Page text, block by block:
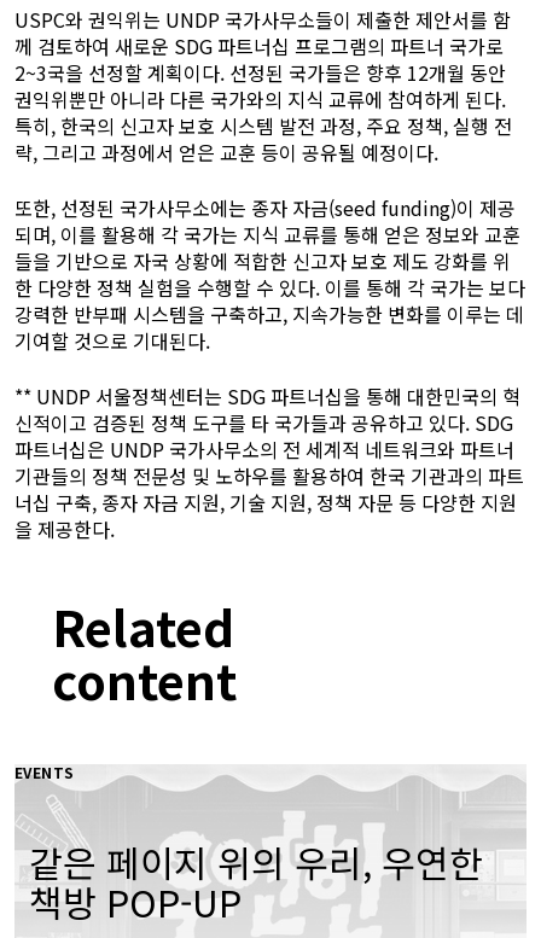
USPC와 권익위는 UNDP 국가사무소들이 제출한 제안서를 함
께 검토하여 새로운 SDG 파트너십 프로그램의 파트너 국가로
2~3국을 선정할 계획이다. 선정된 국가들은 향후 12개월 동안
권익위뿐만 아니라 다른 국가와의 지식 교류에 참여하게 된다.
특히, 한국의 신고자 보호 시스템 발전 과정, 주요 정책, 실행 전
략, 그리고 과정에서 얻은 교훈 등이 공유될 예정이다.
또한, 선정된 국가사무소에는 종자 자금(seed funding)이 제공
되며, 이를 활용해 각 국가는 지식 교류를 통해 얻은 정보와 교훈
들을 기반으로 자국 상황에 적합한 신고자 보호 제도 강화를 위
한 다양한 정책 실험을 수행할 수 있다. 이를 통해 각 국가는 보다
강력한 반부패 시스템을 구축하고, 지속가능한 변화를 이루는 데
기여할 것으로 기대된다.
** UNDP 서울정책센터는 SDG 파트너십을 통해 대한민국의 혁
신적이고 검증된 정책 도구를 타 국가들과 공유하고 있다. SDG
파트너십은 UNDP 국가사무소의 전 세계적 네트워크와 파트너
기관들의 정책 전문성 및 노하우를 활용하여 한국 기관과의 파트
너십 구축, 종자 자금 지원, 기술 지원, 정책 자문 등 다양한 지원
을 제공한다.
Related
content
EVENTS
같은 페이지 위의 우리, 우연한
책방 POP-UP